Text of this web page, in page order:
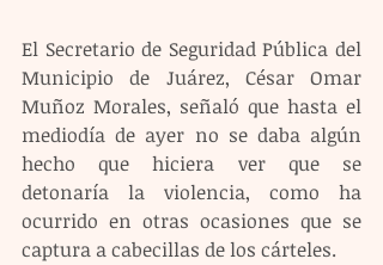
El Secretario de Seguridad Pública del
Municipio de Juárez, César Omar
Muñoz Morales, señaló que hasta el
mediodía de ayer no se daba algún
hecho que hiciera ver que se
detonaría la violencia, como ha
ocurrido en otras ocasiones que se
captura a cabecillas de los cárteles.